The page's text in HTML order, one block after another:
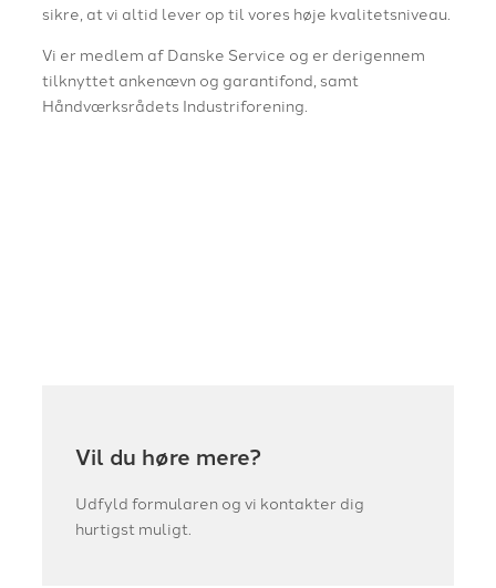
sikre, at vi altid lever op til vores høje kvalitetsniveau.
Vi er medlem af Danske Service og er derigennem
tilknyttet ankenævn og garantifond, samt
Håndværksrådets Industriforening.
Vil du høre mere?
Udfyld formularen og vi kontakter dig
hurtigst muligt.